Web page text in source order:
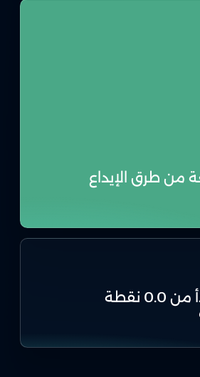
طرق الإيداع
فروق أسعار تبدأ من 0.0 نقطة